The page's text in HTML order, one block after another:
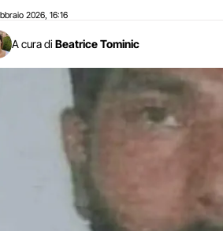
2026 16:16
A cura di Beatrice Tominic